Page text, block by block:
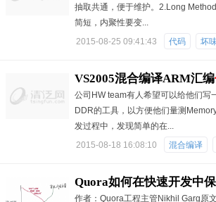
抽取共通，便于维护。2.Long
简短，内聚性要变...
2015-08-25 09:41:43
代码 坏
VS2005混合编译ARM汇编
公司HW team有人希望可以给他们写
DDR的工具，以方便他们量测
发过程中，发现简单的在...
2015-08-18 16:08:10
混合编译
Quora如何在快速开发中
作者：Quora工程主管Nikhil Garg原